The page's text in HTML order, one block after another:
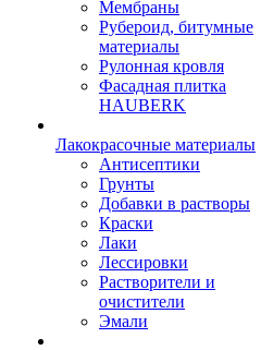
Мембраны
Рубероид, битумные
материалы
Рулонная кровля
Фасадная плитка
HAUBERK
Лакокрасочные материалы
Антисептики
Грунты
Добавки в растворы
Краски
Лаки
Лессировки
Растворители и
очистители
Эмали